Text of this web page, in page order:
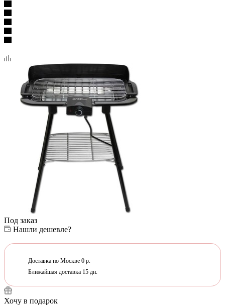
Под заказ
Нашли дешевле?
Доставка по Москве 0 р.
Ближайшая доставка 15 дн.
Хочу в подарок